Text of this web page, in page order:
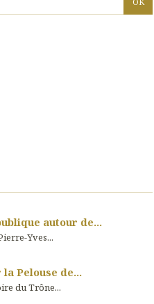
autour de...
Yves...
Pelouse de...
du Trône...